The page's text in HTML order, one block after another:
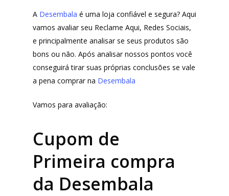
A Desembala é uma loja confiável e segura? Aqui
vamos avaliar seu Reclame Aqui, Redes Sociais,
e principalmente analisar se seus produtos são
bons ou não. Após analisar nossos pontos você
conseguirá tirar suas próprias conclusões se vale
a pena comprar na Desembala
Vamos para avaliação:
Cupom de
Primeira compra
da Desembala